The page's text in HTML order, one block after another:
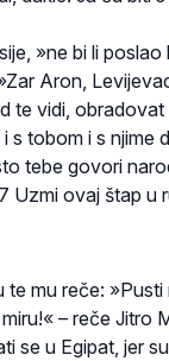
»ne bi li
Aron,
te vidi,
s tobom i s
tebe govori
Uzmi ovaj štap u
mu reče:
– reče Jitro
se u Egipat, jer